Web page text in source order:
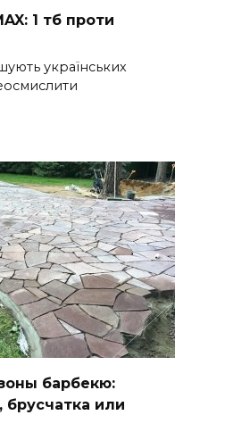
1 тб проти
українських
барбекю:
брусчатка или